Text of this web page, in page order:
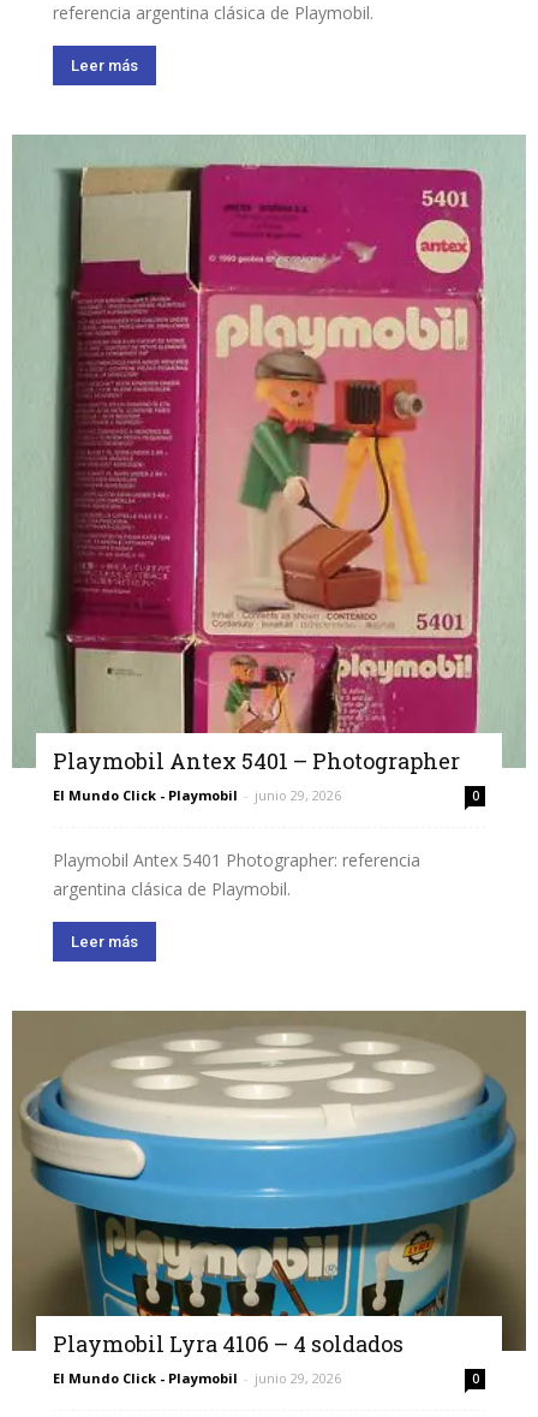
referencia argentina clásica de Playmobil.
Leer más
Playmobil Antex 5401 – Photographer
El Mundo Click - Playmobil - junio 29, 2026 0
Playmobil Antex 5401 Photographer: referencia
argentina clásica de Playmobil.
Leer más
Playmobil Lyra 4106 – 4 soldados
El Mundo Click - Playmobil - junio 29, 2026 0